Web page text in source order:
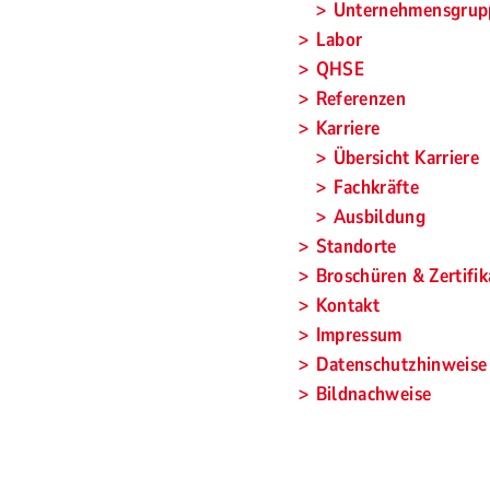
Labor
QHSE
Referenzen
Karriere
Übersicht Karriere
Fachkräfte
Ausbildung
Standorte
Broschüren &
Kontakt
Impressum
Datenschutzhinweise
Bildnachweise